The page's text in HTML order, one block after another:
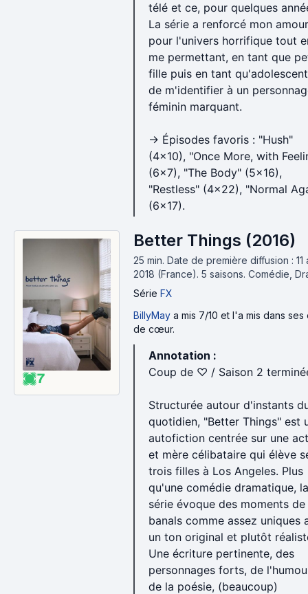
télé et ce, pour quelques
La série a renforcé mon amour
pour l'univers horrifique tout
me permettant, en tant que
fille puis en tant
de m'identifier à un
féminin marquant.
→ Épisodes favoris : "Hush"
(4x10), "Once More, with
(6x7), "The Body" (5x16),
"Restless" (4×22), "Normal
(6x17).
7
Better Things (2016)
25 min. Date de première diffusion : 11
2018 (France). 5 saisons. Comédie,
Série FX
BillyMay a mis 7/10 et l'a mis dans ses
de cœur.
Annotation :
Coup de ♡ / Saison 2
Structurée autour d'instants
quotidien, "Better Things" est
autofiction centrée sur une
et mère célibataire qui élève
trois filles à Los Angeles. Plus
qu'une comédie dramatique, la
série évoque des moments
banals comme assez uniques
un ton original et plutôt
Une écriture pertinente, des
personnages forts, de
de la poésie, (beaucoup)